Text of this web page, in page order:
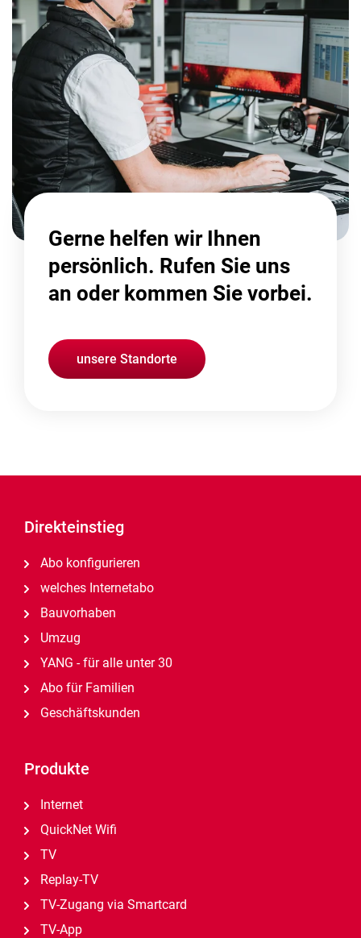
Gerne helfen wir Ihnen
persönlich. Rufen Sie uns
an oder kommen Sie vorbei.
unsere Standorte
Direkteinstieg
Abo konfigurieren
welches Internetabo
Bauvorhaben
Umzug
YANG - für alle unter 30
Abo für Familien
Geschäftskunden
Produkte
Internet
QuickNet Wifi
TV
Replay-TV
TV-Zugang via Smartcard
TV-App